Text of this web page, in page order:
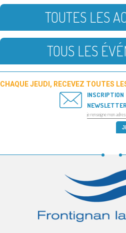
TOUTES LES
TOUS LES
CHAQUE JEUDI, RECEVEZ TOUTES
INSCRIPTION
NEWSLETTER